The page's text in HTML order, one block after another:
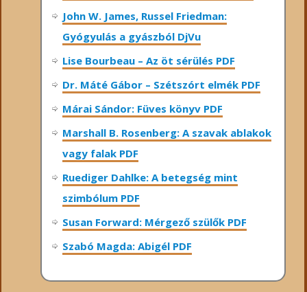
John W. James, Russel Friedman:
Gyógyulás a gyászból DjVu
Lise Bourbeau – Az öt sérülés PDF
Dr. Máté Gábor – Szétszórt elmék PDF
Márai Sándor: Füves könyv PDF
Marshall B. Rosenberg: A szavak ablakok
vagy falak PDF
Ruediger Dahlke: A betegség mint
szimbólum PDF
Susan Forward: Mérgező szülők PDF
Szabó Magda: Abigél PDF